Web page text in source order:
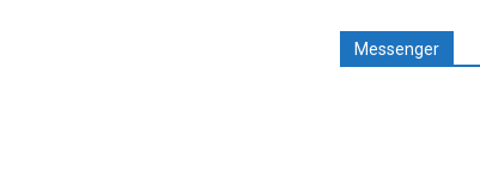
Messenger